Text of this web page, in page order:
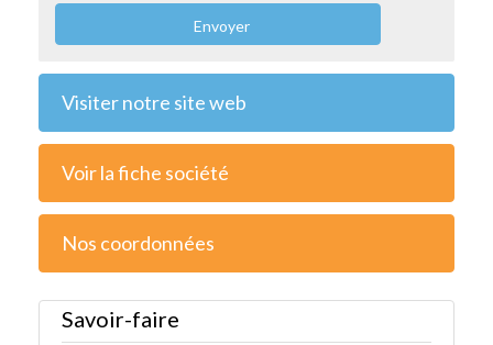
Envoyer
Visiter notre site web
Voir la fiche société
Nos coordonnées
Savoir-faire